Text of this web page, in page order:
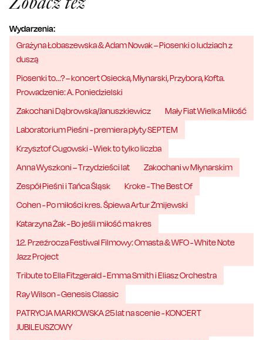
Wydarzenia:
Grażyna Łobaszewska & Adam Nowak – Piosenki o ludziach z
duszą
Piosenki to...? – koncert Osiecka, Młynarski, Przybora, Kofta.
Prowadzenie: A. Poniedzielski
Zakochani Dąbrowska/Januszkiewicz
Mały Fiat Wielka Miłość
Laboratorium Pieśni - premiera płyty SEPTEM
Krzysztof Cugowski - Wiek to tylko liczba
Anna Wyszkoni – Trzydzieści lat
Zakochani w Młynarskim
Zespół Pieśni i Tańca Śląsk
Kroke - The Best Of
Cohen - Po miłości kres. Śpiewa Artur Żmijewski
Katarzyna Żak - Bo jeśli miłość ma kres
12. Przeźrocza Festiwal Filmowy: Omasta & WFO - White Note
Jazz Project
Tribute to Ella Fitzgerald - Emma Smith i Eliasz Orchestra
Ray Wilson - Genesis Classic
PATRYCJA MARKOWSKA 25 lat na scenie - KONCERT
JUBILEUSZOWY